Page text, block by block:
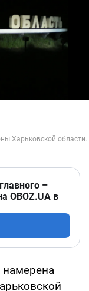
–
OBOZ.UA в